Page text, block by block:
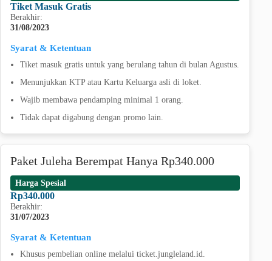
Tiket Masuk Gratis
Berakhir:
31/08/2023
Syarat & Ketentuan
Tiket masuk gratis untuk yang berulang tahun di bulan Agustus.
Menunjukkan KTP atau Kartu Keluarga asli di loket.
Wajib membawa pendamping minimal 1 orang.
Tidak dapat digabung dengan promo lain.
Paket Juleha Berempat Hanya Rp340.000
Harga Spesial
Rp340.000
Berakhir:
31/07/2023
Syarat & Ketentuan
Khusus pembelian online melalui ticket.jungleland.id.